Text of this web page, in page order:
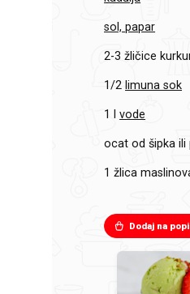
sol, papar
2-3 žličice
1/2 limuna sok
1 l vode
ocat od šipka
1 žlica
Dodaj na